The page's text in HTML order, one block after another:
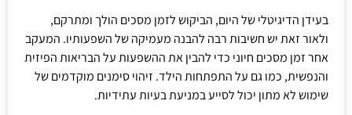
בעידן הדיגיטלי של היום, הביקוש לזמן מסכים הולך ומתרקם,
ולאור זאת יש חשיבות רבה להבנה מעמיקה של השפעותיו. המעקב
אחר זמן מסכים חיוני כדי להבין את ההשפעות על הבריאות הפיזית
והנפשית, כמו גם על התפתחות הילד. זיהוי סימנים מוקדמים של
שימוש לא מתון יכול לסייע במניעת בעיות עתידיות.